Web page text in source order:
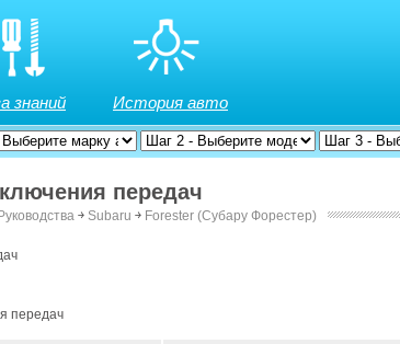
знаний История авто
передач
Руководства ￫ Subaru ￫ Forester (Субару Форестер)
передач